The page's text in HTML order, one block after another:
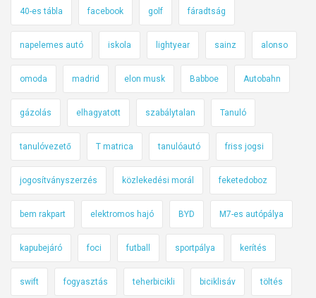
40-es tábla facebook golf fáradtság
napelemes autó iskola lightyear sainz alonso
omoda madrid elon musk Babboe Autobahn
gázolás elhagyatott szabálytalan Tanuló
tanulóvezető T matrica tanulóautó friss jogsi
jogosítványszerzés közlekedési morál feketedoboz
bem rakpart elektromos hajó BYD M7-es autópálya
kapubejáró foci futball sportpálya kerítés
swift fogyasztás teherbicikli biciklisáv töltés